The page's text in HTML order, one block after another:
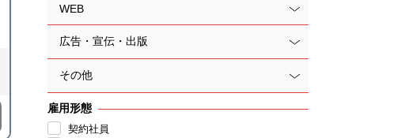
WEB
広告・宣伝・出版
その他
雇用形態
契約社員